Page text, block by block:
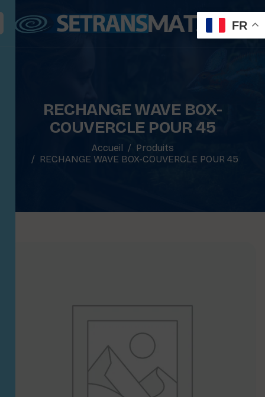
RECHANGE WAVE BOX-
COUVERCLE POUR 45
Accueil
Produits
RECHANGE WAVE BOX-COUVERCLE POUR 45
FR